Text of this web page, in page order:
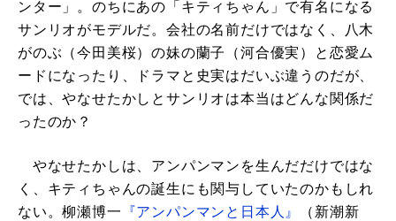
ンター」。のちにあの「キティちゃん」で有名になる
サンリオがモデルだ。会社の名前だけではなく、八木
がのぶ（今田美桜）の妹の蘭子（河合優実）と恋愛ム
ードになったり、ドラマと史実はだいぶ違うのだが、
では、やなせたかしとサンリオは本当はどんな関係だ
ったのか？
やなせたかしは、アンパンマンを生んだだけではな
く、キティちゃんの誕生にも関与していたのかもしれ
ない。柳瀬博一 『アンパンマンと日本人』
（新潮新